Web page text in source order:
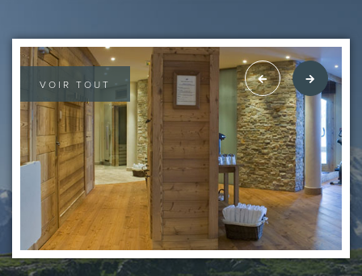
VOIR TOUT